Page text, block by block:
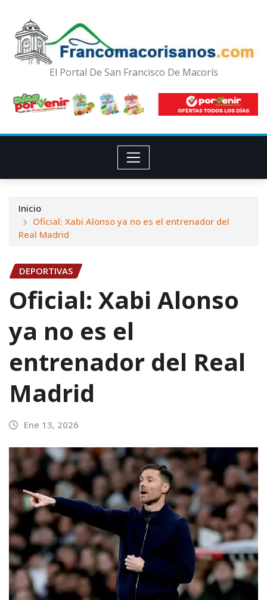
El Portal De San Francisco De Macorís
Inicio
Oficial: Xabi Alonso ya no es el entrenador del
Real Madrid
DEPORTIVAS
Oficial: Xabi Alonso
ya no es el
entrenador del Real
Madrid
Ene 13, 2026